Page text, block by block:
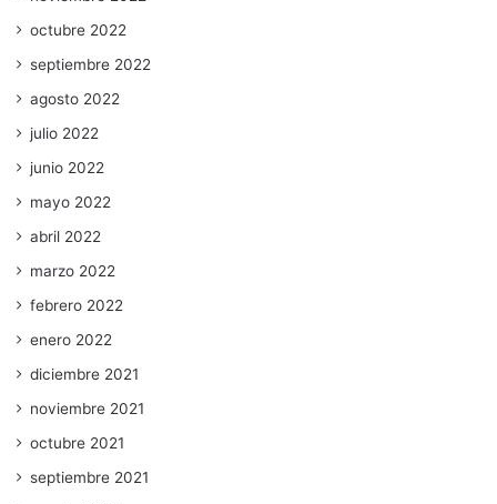
octubre 2022
septiembre 2022
agosto 2022
julio 2022
junio 2022
mayo 2022
abril 2022
marzo 2022
febrero 2022
enero 2022
diciembre 2021
noviembre 2021
octubre 2021
septiembre 2021